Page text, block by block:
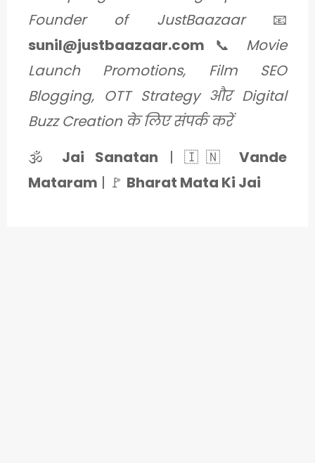
Founder of JustBaazaar📧
sunil@justbaazaar.com 📞 Movie
Launch Promotions, Film SEO
Blogging, OTT Strategy और Digital
Buzz Creation के लिए संपर्क करें
🕉️ Jai Sanatan | 🇮🇳 Vande
Mataram | 🚩 Bharat Mata Ki Jai